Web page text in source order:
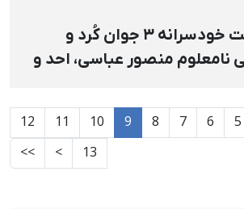
مهاباد؛ بازداشت خودسرانه ۳ جوان کُرد و
نامعلوم منصور عباسی، احد و
5
6
7
8
9
10
11
12
13
>
>>